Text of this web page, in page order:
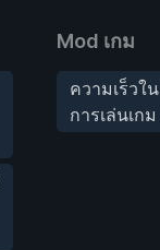
Mod เกม
ความเร็วใน
การเล่นเกม